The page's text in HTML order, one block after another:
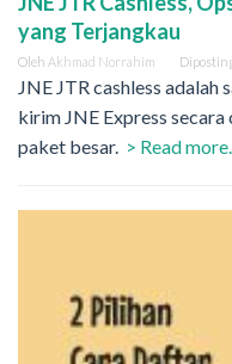
yang Terjangkau
Oleh Akhmad Norrahim
JNE JTR cashless adalah
kirim JNE Express secara
paket besar. > Read